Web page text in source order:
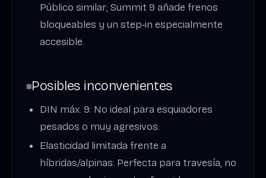
Público similar; Summit 9 añade frenos
bloqueables y un step‑in especialmente
accesible.
Posibles inconvenientes
DIN máx. 9: No ideal para esquiadores
pesados o muy agresivos.
Elasticidad limitada frente a
híbridas/alpinas: Perfecta para travesía, no